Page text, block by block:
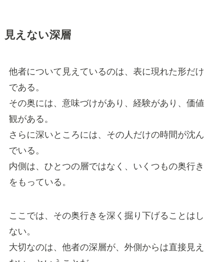
見えない深層
他者について見えているのは、表に現れた形だけ
である。
その奥には、意味づけがあり、経験があり、価値
観がある。
さらに深いところには、その人だけの時間が沈ん
でいる。
内側は、ひとつの層ではなく、いくつもの奥行き
をもっている。
ここでは、その奥行きを深く掘り下げることはし
ない。
大切なのは、他者の深層が、外側からは直接見え